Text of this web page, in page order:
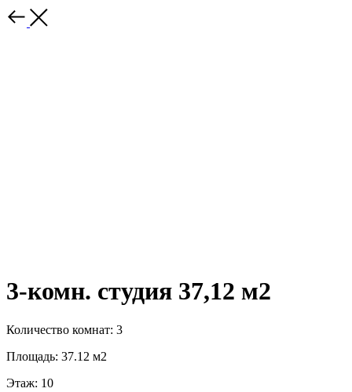
3-комн. студия 37,12 м2
Количество комнат: 3
Площадь: 37.12 м2
Этаж: 10